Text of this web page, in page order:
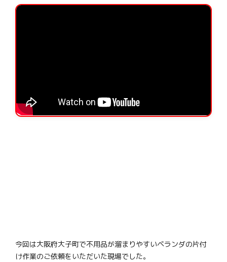
今回は大阪府大子町で不用品が溜まりやすいベランダの片付
け作業のご依頼をいただいた現場でした。